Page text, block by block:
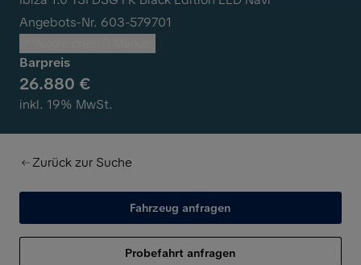
Angebots-Nr. 603-579701
Barpreis
26.880 €
inkl. 19% MwSt.
Zurück zur Suche
Fahrzeug anfragen
Probefahrt anfragen